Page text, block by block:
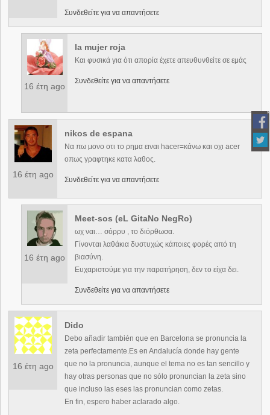
Συνδεθείτε για να απαντήσετε
16 έτη ago
la mujer roja
Και φυσικά για ότι απορία έχετε απευθυνθείτε σε εμάς
Συνδεθείτε για να απαντήσετε
16 έτη ago
nikos de espana
Να πω μονο οτι το ρημα ειναι hacer=κάνω και οχι acer
οπως γραφτηκε κατα λαθος.
Συνδεθείτε για να απαντήσετε
16 έτη ago
Meet-sos (eL GitaNo NegRo)
ωχ ναι… σόρρυ , το διόρθωσα.
Γίνονται λαθάκια δυστυχώς κάποιες φορές από τη
βιασύνη.
Ευχαριστούμε για την παρατήρηση, δεν το είχα δει.
Συνδεθείτε για να απαντήσετε
16 έτη ago
Dido
Debo añadir también que en Barcelona se pronuncia la
zeta perfectamente.Es en Andalucía donde hay gente
que no la pronuncia, aunque el tema no es tan sencillo y
hay otras personas que no sólo pronuncian la zeta sino
que incluso las eses las pronuncian como zetas.
En fin, espero haber aclarado algo.